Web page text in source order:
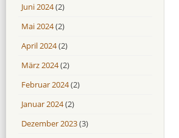
Juni 2024(2)
Mai 2024(2)
April 2024(2)
März 2024(2)
Februar 2024(2)
Januar 2024(2)
Dezember 2023(3)